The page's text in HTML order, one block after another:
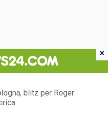
blitz per Roger
×